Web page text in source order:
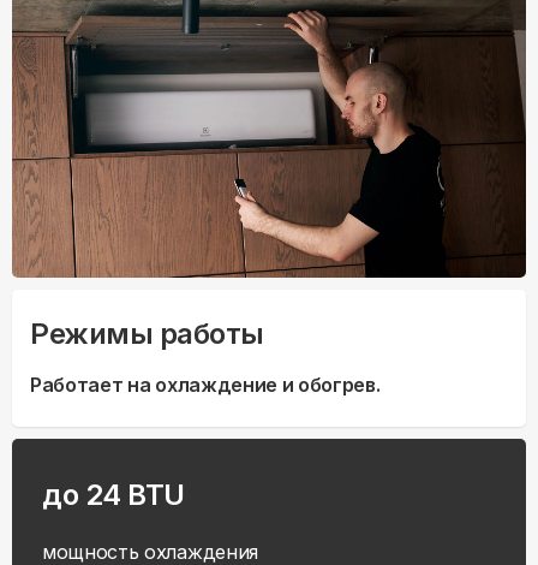
Режимы работы
Работает на охлаждение и обогрев.
до 24 BTU
мощность охлаждения